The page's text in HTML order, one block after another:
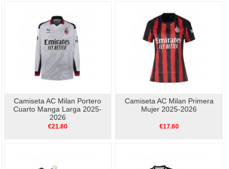
Camiseta AC Milan Portero
Cuarto Manga Larga 2025-
2026
€21.60
Camiseta AC Milan Primera
Mujer 2025-2026
€17.60